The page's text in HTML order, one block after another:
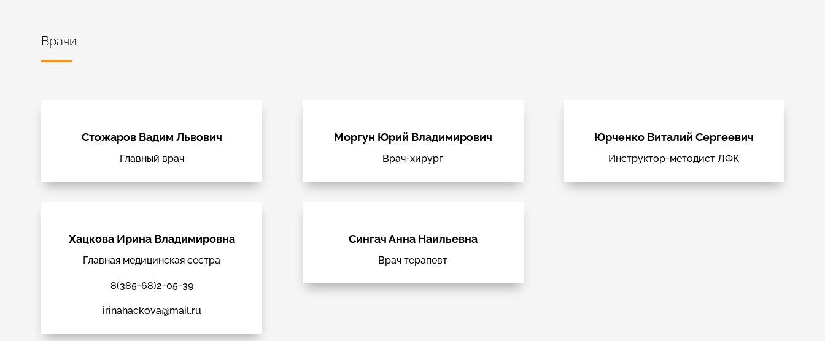
Врачи
Стожаров Вадим Львович
Главный врач
Хацкова Ирина Владимировна
Главная медицинская сестра
8(385-68)2-05-39
irinahackova@mail.ru
Моргун Юрий Владимирович
Врач-хирург
Сингач Анна Наильевна
Врач терапевт
Юрченко Виталий Сергеевич
Инструктор-методист ЛФК